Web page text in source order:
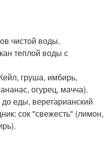
чистой воды.
теплой воды с
груша, имбирь,
огурец, мачча).
еды, веретарианский
сок "свежесть" (лимон,